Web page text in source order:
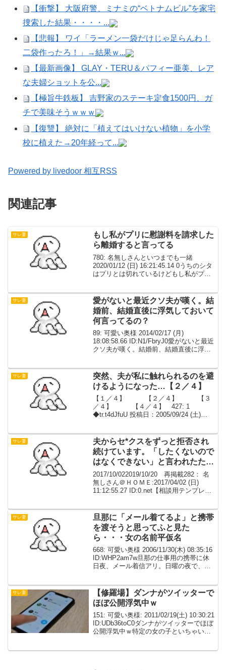
【衝撃】 大阪府警、ミナミの“ベトナムビル”を家宅
捜索した結果・・・・...
【悲報】 ワイ「ラーメン一袋だけじゃ足らんわ！
二袋作ったろ！」→結果ｗ...
【最新画像】 GLAY・TERU＆パフィー亜美、レア
な夫婦ショットを公...
【極旨牛鉄板】 吉野家のステーキ定食1500円、ガ
チで美味そうｗｗｗ
【復讐】 絶対に「植えてはいけない植物」を小学
校に植えた→20年経って...
Powered by livedoor 相互RSS
関連記事
サレ妻
もし私がプリに慰謝料を請求した
ら離婚すると言ってる
780: 名無しさんといつまでも一緒
2020/01/12 (日) 16:21:45.14 0うちのシタ
はプリとは切れているけどもし私がプリ
以上追い詰めないでくれとおま...
サレ妻
愛がないと最近クソ夫が嘆く。結
婚前、結婚直後に浮気しておいて
何言ってるの？
89: 可愛い奥様 2014/02/17 (月)
18:08:58.66 ID:N1/FbryJ0愛がないと最近
クソ夫が嘆く。結婚前、結婚直後に浮気
サレ妻
突然、夫が私に触れられるのを避
けるようになった…【２／４】
【１／４】 【２／４】 【３
／４】 【４／４】 427: 1
◆tr.t4dJfuU 投稿日：2005/09/24 (土)
帰ってきてくれたか...
サレ妻
夫からセ*クスをずっと拒否され
続けています。「したくないので
はなくできない」と言われたため
ずっと堪えてきましたが、外で女
とセ*クスしてました
2017/10/022019/10/20 再掲載282： 名
無しさん＠ＨＯＭＥ:2017/04/02 (日)
11:12:55.27 ID:0.net【相談用テンプレ】
て...
サレ妻
旦那に「メール着てるよ」と携帯
を渡そうと思ってふと見た
ら・・・女の名前平仮名
668: 可愛い奥様 2006/11/30(木) 08:35:16
ID:WHP2am7w旦那の仕事用の携帯に休
日夜、メール着信アリ。日曜の夜で、明
帯を渡そうと思ってふ...
サレ妻
【修羅場】ダンナがツイッターで
ほぼ公開浮気中ｗ
151: 可愛い奥様: 2011/02/19(土) 10:30:21
ID:UDb36toC0ダンナがツイッターでほぼ
公開浮気中ｗ特定の女の子といちゃいち